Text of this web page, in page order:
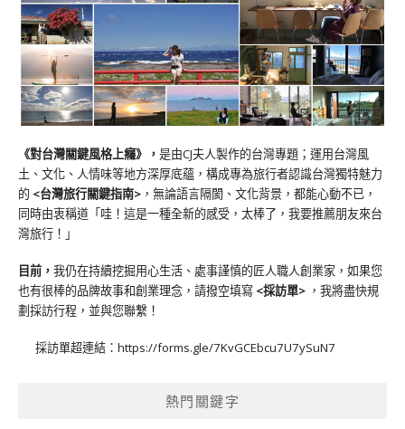
《對台灣關鍵風格上癮》 ， 是由CJ夫人製作的台灣專題；運用台灣風
土、文化、人情味等地方深厚底蘊，構成專為旅行者認識台灣獨特魅力
的 <台灣旅行關鍵指南> ，無論語言隔閡、文化背景，都能心動不已，
同時由衷稱道「哇！這是一種全新的感受，太棒了，我要推薦朋友來台
灣旅行！」
目前， 我仍在持續挖掘用心生活、處事謹慎的匠人職人創業家，如果您
也有很棒的品牌故事和創業理念，請撥空填寫 <採訪單> ，我將盡快規
劃採訪行程，並與您聯繫！
採訪單超連結： https://forms.gle/7KvGCEbcu7U7ySuN7
熱門關鍵字